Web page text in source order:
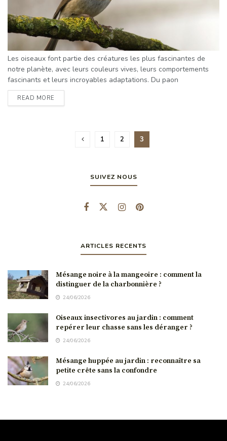
Les oiseaux font partie des créatures les plus fascinantes de
notre planète, avec leurs couleurs vives, leurs comportements
fascinants et leurs incroyables adaptations. Du paon
emblématique et majestueux au colibri minuscule et agile, le
monde aviaire ne manque jamais de nous captiver. Dans ce billet
READ MORE
1 2 3
SUIVEZ NOUS
ARTICLES RECENTS
Mésange noire à la mangeoire : comment la
distinguer de la charbonnière ?
24/06/2026
Oiseaux insectivores au jardin : comment
repérer leur chasse sans les déranger ?
24/06/2026
Mésange huppée au jardin : reconnaître sa
petite crête sans la confondre
24/06/2026